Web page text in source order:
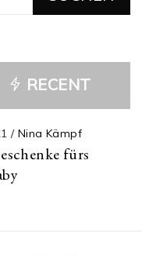
RECENT
/ Nina Kämpf
fürs